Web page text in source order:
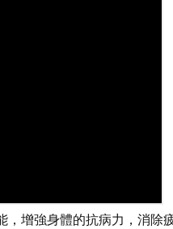
增強身體的抗病力，消除